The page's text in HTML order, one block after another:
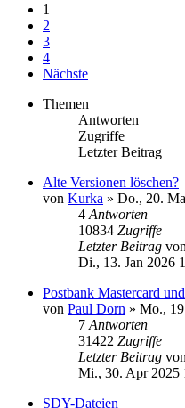
1
2
3
4
Nächste
Themen
Antworten
Zugriffe
Letzter Beitrag
Alte Versionen löschen?
von Kurka » Do., 20.
4 Antworten
10834 Zugriffe
Letzter Beitrag von
Di., 13. Jan 2026
Postbank Mastercard
von Paul Dorn » Mo.,
7 Antworten
31422 Zugriffe
Letzter Beitrag von
Mi., 30. Apr 2025
SDY-Dateien